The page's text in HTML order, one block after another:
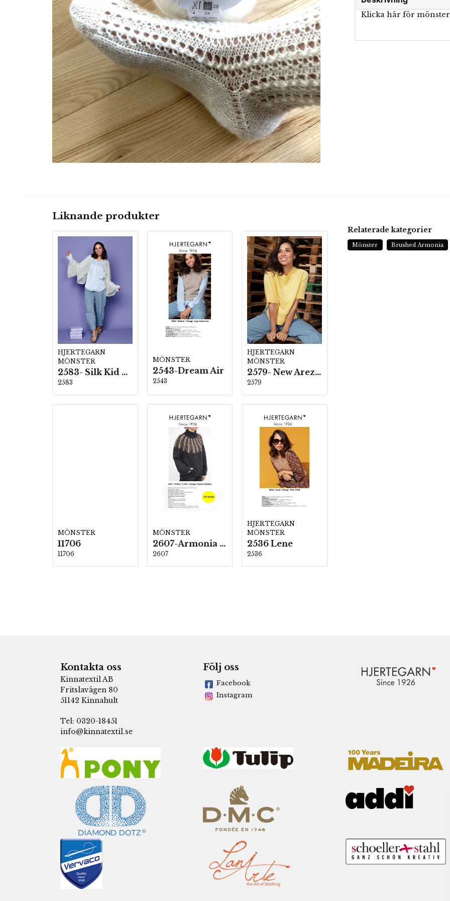
Klicka här för mönster
Liknande produkter
HJERTEGARN
MÖNSTER
2583- Silk Kid Mohair
2583
MÖNSTER
2543-Dream Air
2543
HJERTEGARN
MÖNSTER
2579- New Arezzo
2579
MÖNSTER
11706
11706
MÖNSTER
2607-Armonia och Alpaca 400
2607
HJERTEGARN
MÖNSTER
2536 Lene
2536
Relaterade kategorier
Mönster Brushed Armonia
Kontakta oss
Kinnatextil AB
Fritslavägen 80
51142 Kinnahult
Tel: 0320-18451
info@kinnatextil.se
Följ oss
Facebook
Instagram